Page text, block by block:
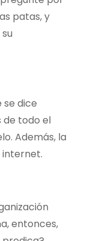
patas, y
se dice
de todo el
Además, la
entonces,